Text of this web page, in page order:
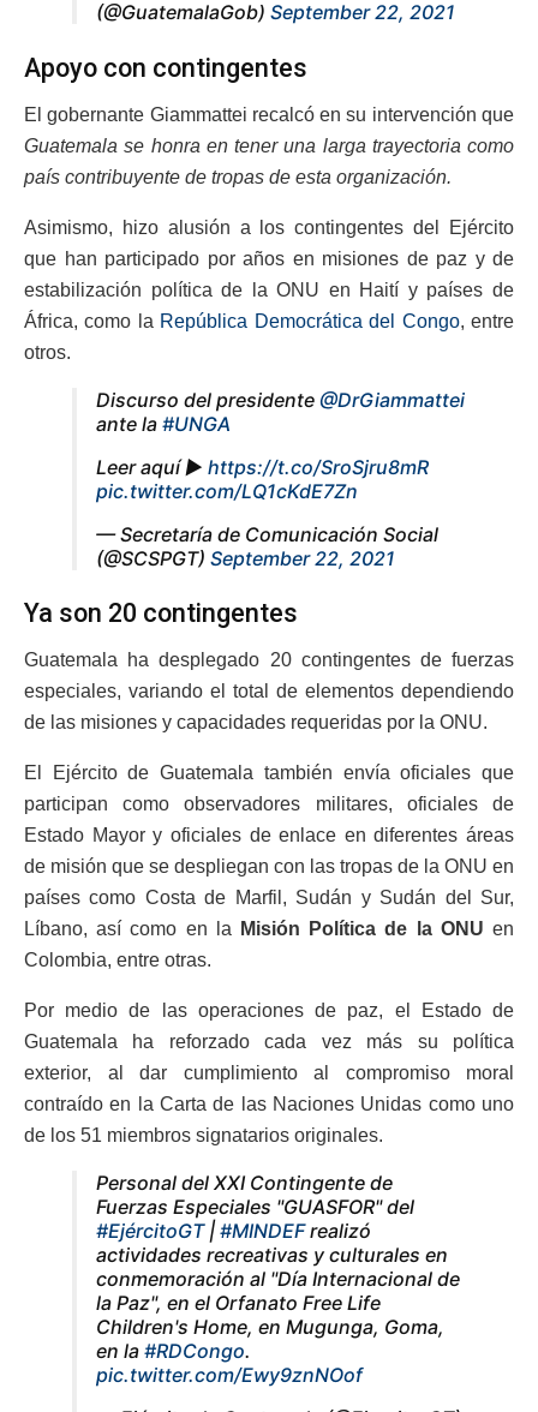
(@GuatemalaGob) September 22, 2021
Apoyo con contingentes
El gobernante Giammattei recalcó en su intervención que
Guatemala se honra en tener una larga trayectoria como
país contribuyente de tropas de esta organización.
Asimismo, hizo alusión a los contingentes del Ejército
que han participado por años en misiones de paz y de
estabilización política de la ONU en Haití y países de
África, como la República Democrática del Congo, entre
otros.
Discurso del presidente @DrGiammattei
ante la #UNGA
Leer aquí ▶️ https://t.co/SroSjru8mR
pic.twitter.com/LQ1cKdE7Zn
— Secretaría de Comunicación Social
(@SCSPGT) September 22, 2021
Ya son 20 contingentes
Guatemala ha desplegado 20 contingentes de fuerzas
especiales, variando el total de elementos dependiendo
de las misiones y capacidades requeridas por la ONU.
El Ejército de Guatemala también envía oficiales que
participan como observadores militares, oficiales de
Estado Mayor y oficiales de enlace en diferentes áreas
de misión que se despliegan con las tropas de la ONU en
países como Costa de Marfil, Sudán y Sudán del Sur,
Líbano, así como en la
Misión Política de la ONU en
Colombia, entre otras.
Por medio de las operaciones de paz, el Estado de
Guatemala ha reforzado cada vez más su política
exterior, al dar cumplimiento al compromiso moral
contraído en la Carta de las Naciones Unidas como uno
de los 51 miembros signatarios originales.
Personal del XXI Contingente de
Fuerzas Especiales "GUASFOR" del
#EjércitoGT| #MINDEFrealizó
actividades recreativas y culturales en
conmemoración al "Día Internacional de
la Paz", en el Orfanato Free Life
Children's Home, en Mugunga, Goma,
en la #RDCongo.
pic.twitter.com/Ewy9znNOof